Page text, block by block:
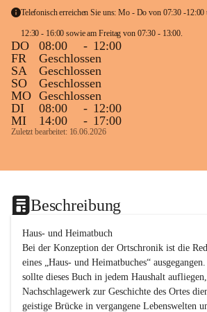
DO 08:00 - 12:00
FR
Geschlossen
SA
Geschlossen
SO
Geschlossen
MO Geschlossen
DI
08:00 - 12:00
MI
14:00 - 17:00
Zuletzt bearbeitet: 16.06.2026
Beschreibung
Haus- und Heimatbuch
Bei der Konzeption der Ortschronik ist die
eines „Haus- und Heimatbuches“
sollte dieses Buch in jedem Haushalt
Nachschlagewerk zur Geschichte des Ortes
geistige Brücke in vergangene Lebenswelten